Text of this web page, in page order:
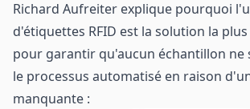
Richard Aufreiter explique pourquoi
d'étiquettes RFID est la solution la
pour garantir qu'aucun échantillon ne
le processus automatisé en raison
manquante :